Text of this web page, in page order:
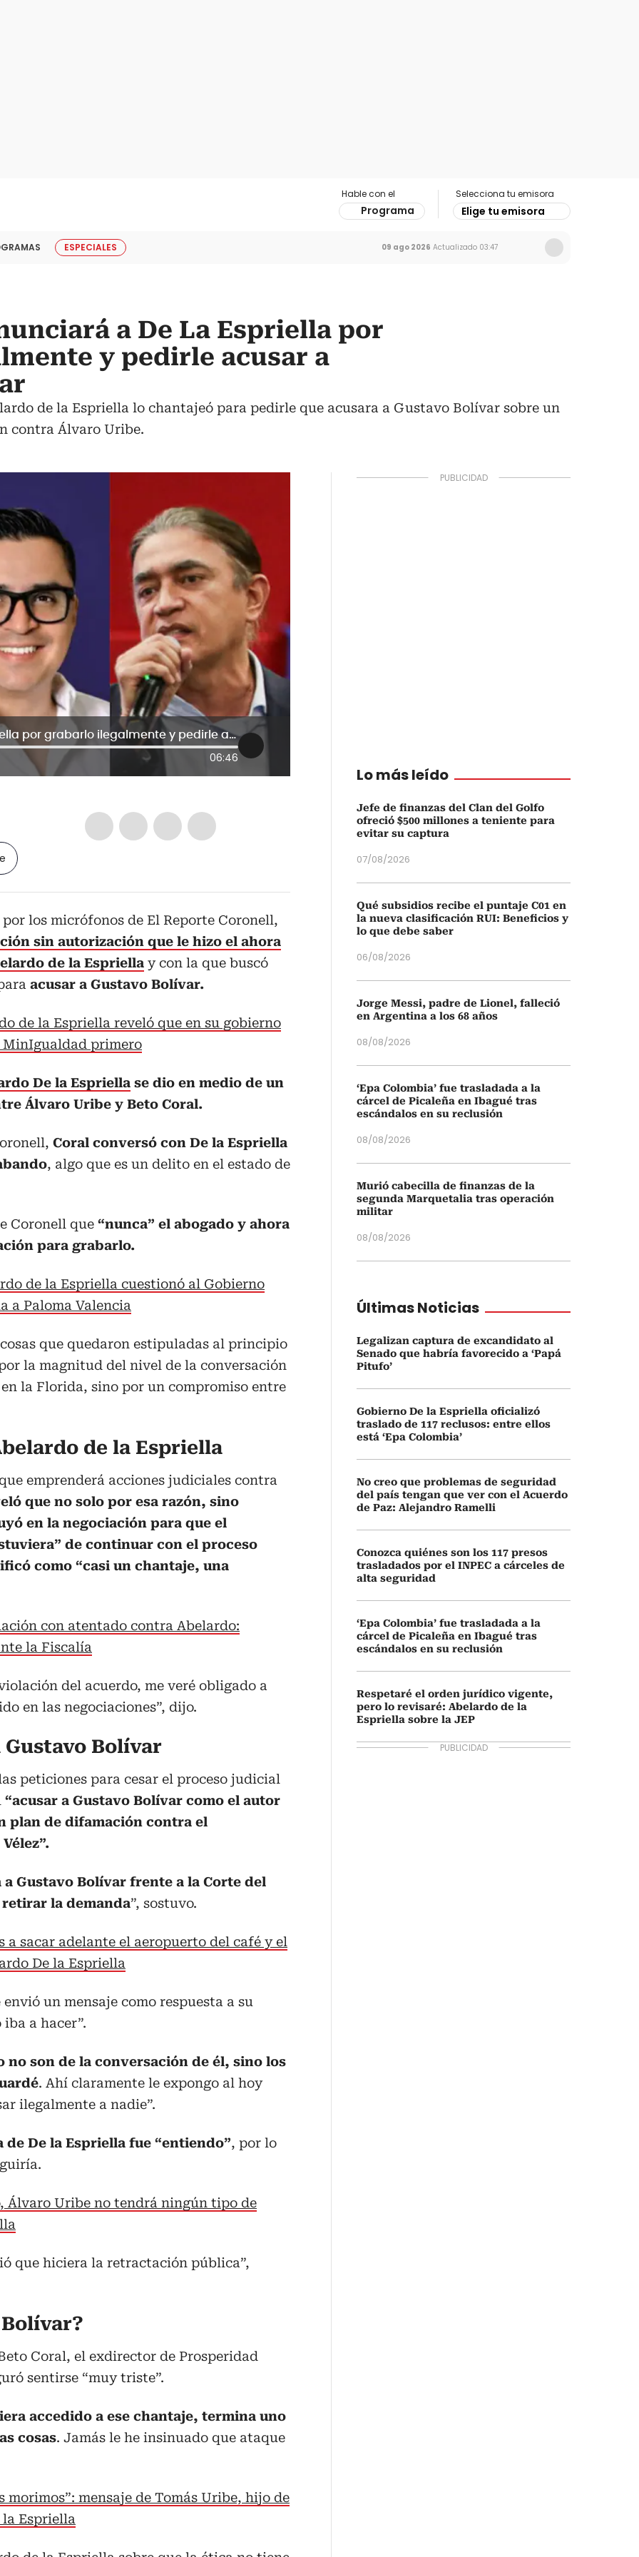
Hable con el
Programa
Selecciona tu emisora
Elige tu emisora
ESPECIALES 09 ago 2026 Actualizado 03:47
a De La Espriella por
y pedirle acusar a
de la Espriella lo chantajeó para pedirle que acusara a Gustavo Bolívar sobre un
contra Álvaro Uribe.
Beto Coral denunciará a De La Espriella por grabarlo ilegalmente y pedirle acusar a Gustavo Bolívar
06:46
los micrófonos de El Reporte Coronell,
sin autorización que le hizo el ahora
de la Espriella y con la que buscó
acusar a Gustavo Bolívar.
de la Espriella reveló que en su gobierno
primero
De la Espriella se dio en medio de un
Álvaro Uribe y Beto Coral.
Coral conversó con De la Espriella
, algo que es un delito en el estado de
Coronell que “nunca” el abogado y ahora
para grabarlo.
de la Espriella cuestionó al Gobierno
a Paloma Valencia
que quedaron estipuladas al principio
la magnitud del nivel de la conversación
la Florida, sino por un compromiso entre
de la Espriella
emprenderá acciones judiciales contra
que no solo por esa razón, sino
en la negociación para que el
de continuar con el proceso
como “casi un chantaje, una
con atentado contra Abelardo:
la Fiscalía
del acuerdo, me veré obligado a
en las negociaciones”, dijo.
Gustavo Bolívar
peticiones para cesar el proceso judicial
“acusar a Gustavo Bolívar como el autor
plan de difamación contra el
a Gustavo Bolívar frente a la Corte del
la demanda”, sostuvo.
a sacar adelante el aeropuerto del café y el
De la Espriella
un mensaje como respuesta a su
a hacer”.
no son de la conversación de él, sino los
. Ahí claramente le expongo al hoy
ilegalmente a nadie”.
De la Espriella fue “entiendo”, por lo
Álvaro Uribe no tendrá ningún tipo de
que hiciera la retractación pública”,
Coral, el exdirector de Prosperidad
sentirse “muy triste”.
accedido a ese chantaje, termina uno
cosas. Jamás le he insinuado que ataque
morimos”: mensaje de Tomás Uribe, hijo de
Espriella
Lo más leído
Jefe de finanzas del Clan del Golfo
ofreció $500 millones a teniente para
evitar su captura
07/08/2026
Qué subsidios recibe el puntaje C01 en
la nueva clasificación RUI: Beneficios y
lo que debe saber
06/08/2026
Jorge Messi, padre de Lionel, falleció
en Argentina a los 68 años
08/08/2026
‘Epa Colombia’ fue trasladada a la
cárcel de Picaleña en Ibagué tras
escándalos en su reclusión
08/08/2026
Murió cabecilla de finanzas de la
segunda Marquetalia tras operación
militar
08/08/2026
Últimas Noticias
Legalizan captura de excandidato al
Senado que habría favorecido a ‘Papá
Pitufo’
Gobierno De la Espriella oficializó
traslado de 117 reclusos: entre ellos
está ‘Epa Colombia’
No creo que problemas de seguridad
del país tengan que ver con el Acuerdo
de Paz: Alejandro Ramelli
Conozca quiénes son los 117 presos
trasladados por el INPEC a cárceles de
alta seguridad
‘Epa Colombia’ fue trasladada a la
cárcel de Picaleña en Ibagué tras
escándalos en su reclusión
Respetaré el orden jurídico vigente,
pero lo revisaré: Abelardo de la
Espriella sobre la JEP